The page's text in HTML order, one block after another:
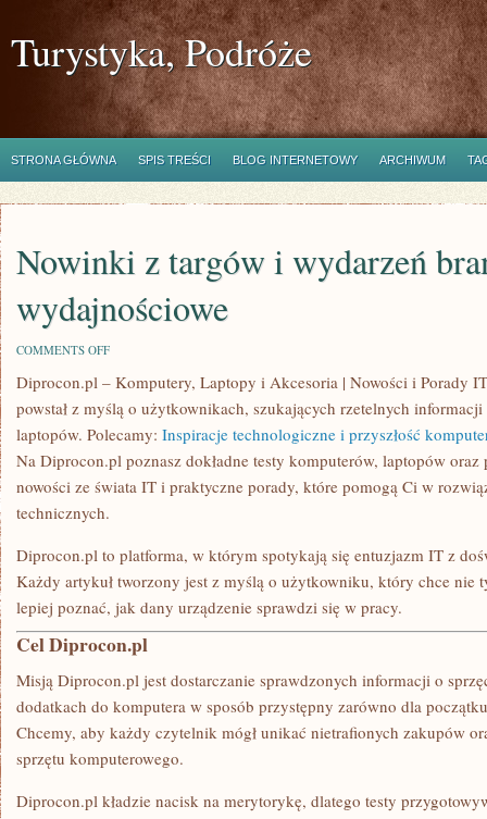
Turystyka, Podróże
STRONA GŁÓWNA SPIS TREŚCI BLOG INTERNETOWY ARCHIWUM
Nowinki z targów i wydarzeń
wydajnościowe
COMMENTS OFFON
Z
I
WYDARZEŃ
BRANŻOWYCH
I
TESTY
WYDAJNOŚCIOWE
Diprocon.pl – Komputery, Laptopy i Akcesoria | Nowości i Porady
powstał z myślą o użytkownikach, szukających rzetelnych
laptopów. Polecamy: Inspiracje technologiczne i przyszłość
Na Diprocon.pl poznasz dokładne testy komputerów, laptopów
nowości ze świata IT i praktyczne porady, które pomogą Ci w
technicznych.
Diprocon.pl to platforma, w którym spotykają się entuzjazm IT z
Każdy artykuł tworzony jest z myślą o użytkowniku, który chce nie
lepiej poznać, jak dany urządzenie sprawdzi się w pracy.
Cel Diprocon.pl
Misją Diprocon.pl jest dostarczanie sprawdzonych informacji o
dodatkach do komputera w sposób przystępny zarówno dla
Chcemy, aby każdy czytelnik mógł unikać nietrafionych zakupów
sprzętu komputerowego.
Diprocon.pl kładzie nacisk na merytorykę, dlatego testy